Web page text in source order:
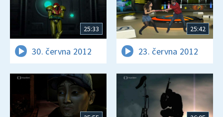
25:33
30. června 2012
25:42
23. června 2012